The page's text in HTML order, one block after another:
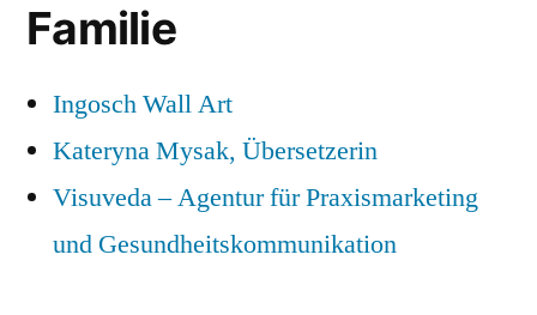
Familie
Ingosch Wall Art
Kateryna Mysak, Übersetzerin
Visuveda – Agentur für Praxismarketing
und Gesundheitskommunikation